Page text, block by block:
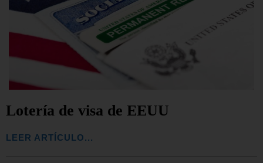
Lotería de visa de EEUU
LEER ARTÍCULO...